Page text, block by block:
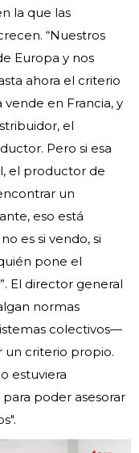
la que las
“Nuestros
Europa y nos
ahora el criterio
en Francia, y
el
Pero si esa
el productor de
un
eso está
es si vendo, si
pone el
El director general
normas
colectivos—
un criterio propio.
estuviera
poder asesorar